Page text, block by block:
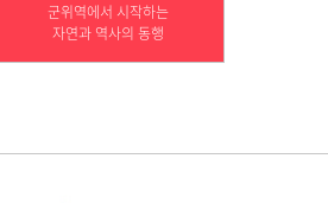
군위역에서 시작하는
자연과 역사의 동행